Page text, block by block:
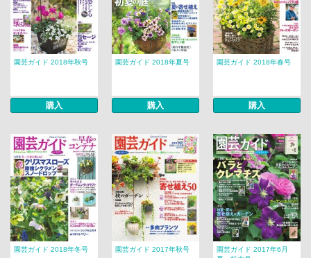
園芸ガイド 2018年秋号
購入
園芸ガイド 2018年夏号
購入
園芸ガイド 2018年春号
購入
園芸ガイド 2018年冬号 園芸ガイド 2017年秋号
園芸ガイド 2017年6月